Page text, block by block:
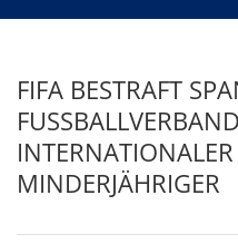
FIFA BESTRAFT
NTERNATIONALER
INDERJÄHRIGER